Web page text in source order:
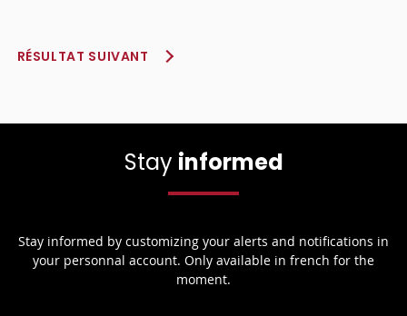
RÉSULTAT SUIVANT
Stay informed
Stay informed by customizing your alerts and notifications in
your personnal account. Only available in french for the
moment.